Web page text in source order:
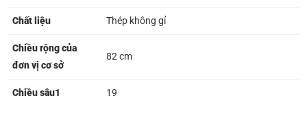
Chất liệu Thép không gỉ
Chiều rộng của
đơn vị cơ sở
82 cm
Chiều sâu1 19